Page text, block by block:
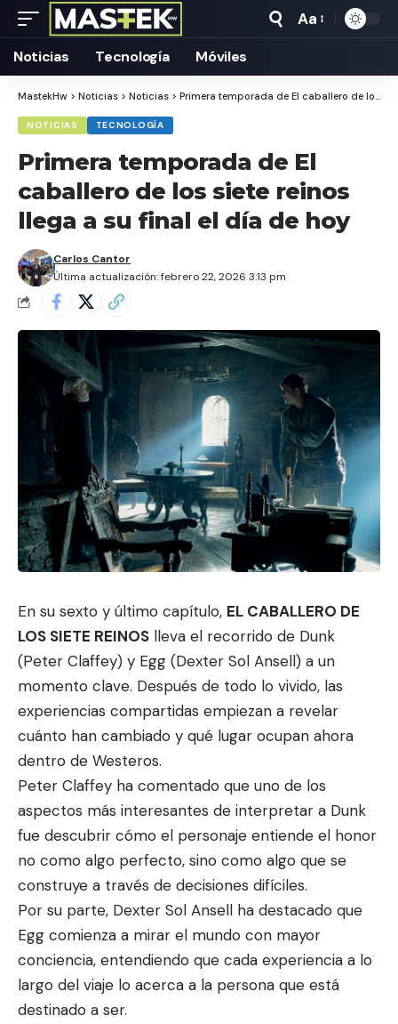
Tamaño
Aa
Noticias Tecnología Móviles
MastekHw > Noticias > Noticias > Primera temporada de El caballero de los siete reinos llega a su final el día de hoy
NOTICIAS TECNOLOGÍA
Primera temporada de El
caballero de los siete reinos
llega a su final el día de hoy
Última actualización: febrero 22, 2026 3:13 pm
Carlos Cantor
En su sexto y último capítulo, EL CABALLERO DE
LOS SIETE REINOS lleva el recorrido de Dunk
(Peter Claffey) y Egg (Dexter Sol Ansell) a un
momento clave. Después de todo lo vivido, las
experiencias compartidas empiezan a revelar
cuánto han cambiado y qué lugar ocupan ahora
dentro de Westeros.
Peter Claffey ha comentado que uno de los
aspectos más interesantes de interpretar a Dunk
fue descubrir cómo el personaje entiende el honor
no como algo perfecto, sino como algo que se
construye a través de decisiones difíciles.
Por su parte, Dexter Sol Ansell ha destacado que
Egg comienza a mirar el mundo con mayor
conciencia, entendiendo que cada experiencia a lo
largo del viaje lo acerca a la persona que está
destinado a ser.